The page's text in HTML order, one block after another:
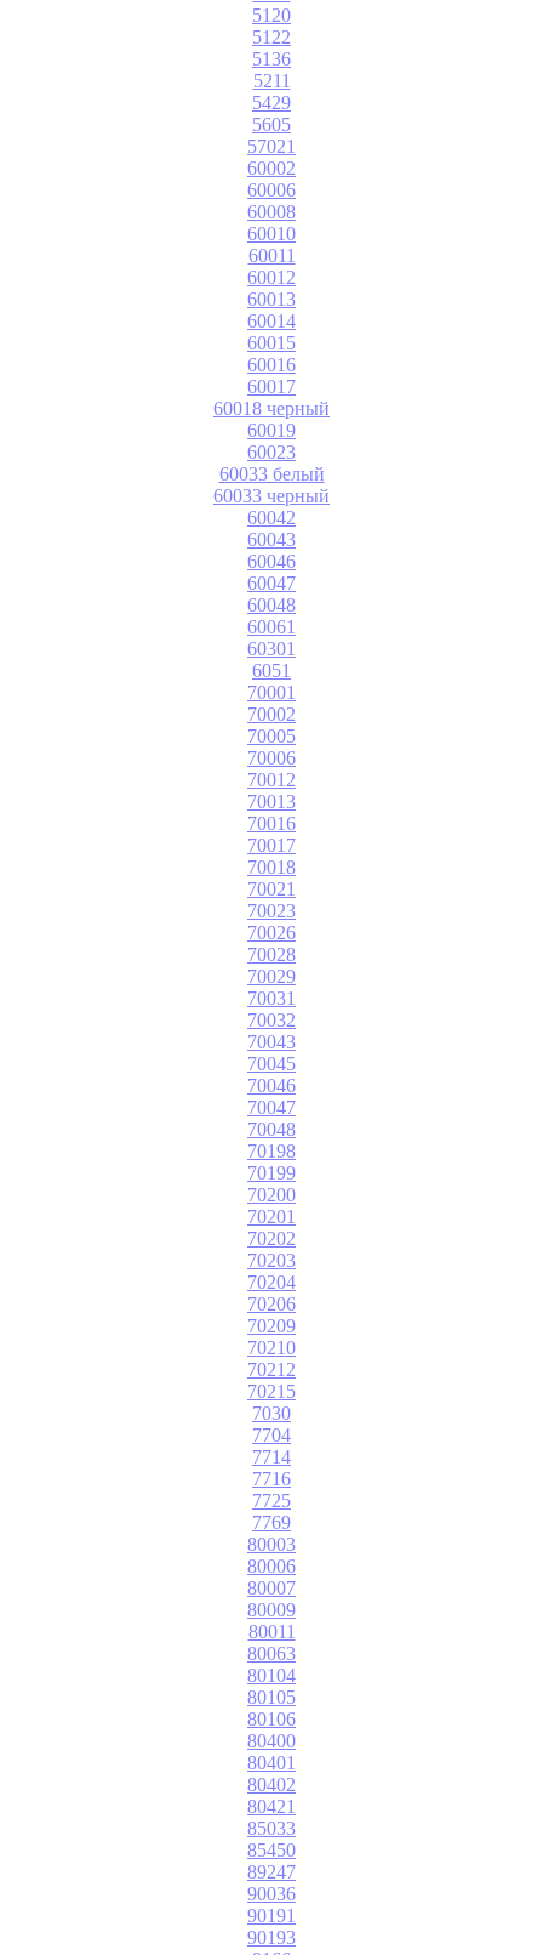
5120
5122
5136
5211
5429
5605
57021
60002
60006
60008
60010
60011
60012
60013
60014
60015
60016
60017
60018 черный
60019
60023
60033 белый
60033 черный
60042
60043
60046
60047
60048
60061
60301
6051
70001
70002
70005
70006
70012
70013
70016
70017
70018
70021
70023
70026
70028
70029
70031
70032
70043
70045
70046
70047
70048
70198
70199
70200
70201
70202
70203
70204
70206
70209
70210
70212
70215
7030
7704
7714
7716
7725
7769
80003
80006
80007
80009
80011
80063
80104
80105
80106
80400
80401
80402
80421
85033
85450
89247
90036
90191
90193